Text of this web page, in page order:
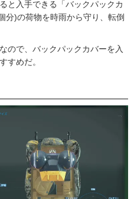
と入手できる「バックパックカ
分)の荷物を時雨から守り、転倒
ので、バックパックカバーを入
すめだ。